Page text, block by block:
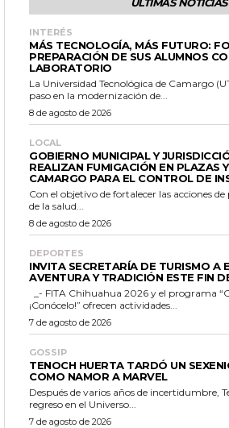
INTERÉS
MÁS TECNOLOGÍA, MÁS FUTURO:
PREPARACIÓN DE SUS ALUMNOS
LABORATORIO
La Universidad Tecnológica de Camargo
paso en la modernización de...
8 de agosto de 2026
LOCAL
GOBIERNO MUNICIPAL Y
REALIZAN FUMIGACIÓN EN PLAZAS
CAMARGO PARA EL CONTROL DE
Con el objetivo de fortalecer las acciones
de la salud...
8 de agosto de 2026
DEPORTES
INVITA SECRETARÍA DE TURISMO A
AVENTURA Y TRADICIÓN ESTE FIN
¡Conócelo!” ofrecen actividades...
7 de agosto de 2026
GOSSIP
TENOCH HUERTA TARDÓ UN
COMO NAMOR A MARVEL
Después de varios años de incertidumbre,
regreso en el Universo...
7 de agosto de 2026